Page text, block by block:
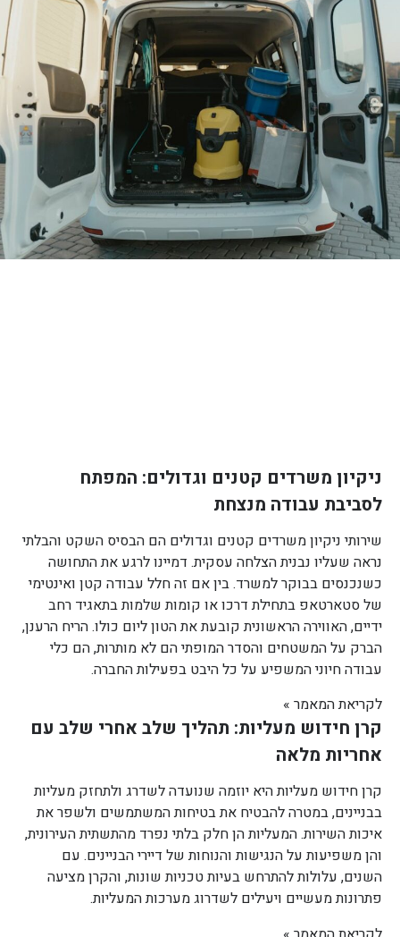
ניקיון משרדים קטנים וגדולים: המפתח
לסביבת עבודה מנצחת
שירותי ניקיון משרדים קטנים וגדולים הם הבסיס השקט והבלתי
נראה שעליו נבנית הצלחה עסקית. דמיינו לרגע את התחושה
כשנכנסים בבוקר למשרד. בין אם זה חלל עבודה קטן ואינטימי
של סטארטאפ בתחילת דרכו או קומות שלמות בתאגיד רחב
ידיים, האווירה הראשונית קובעת את הטון ליום כולו. הריח הרענן,
הברק על המשטחים והסדר המופתי הם לא מותרות, הם כלי
עבודה חיוני המשפיע על כל היבט בפעילות החברה.
לקריאת המאמר »
קרן חידוש מעליות: תהליך שלב אחרי שלב עם
אחריות מלאה
קרן חידוש מעליות היא יוזמה שנועדה לשדרג ולתחזק מעליות
בבניינים, במטרה להבטיח את בטיחות המשתמשים ולשפר את
איכות השירות. המעליות הן חלק בלתי נפרד מהתשתית העירונית,
והן משפיעות על הנגישות והנוחות של דיירי הבניינים. עם
השנים, עלולות להתרחש בעיות טכניות שונות, והקרן מציעה
פתרונות מעשיים ויעילים לשדרוג מערכות המעליות.